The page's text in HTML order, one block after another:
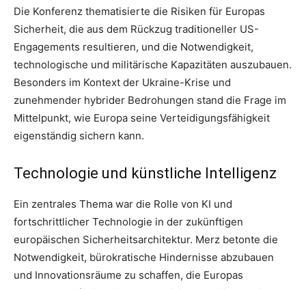
Die Konferenz thematisierte die Risiken für Europas
Sicherheit, die aus dem Rückzug traditioneller US-
Engagements resultieren, und die Notwendigkeit,
technologische und militärische Kapazitäten auszubauen.
Besonders im Kontext der Ukraine-Krise und
zunehmender hybrider Bedrohungen stand die Frage im
Mittelpunkt, wie Europa seine Verteidigungsfähigkeit
eigenständig sichern kann.
Technologie und künstliche Intelligenz
Ein zentrales Thema war die Rolle von KI und
fortschrittlicher Technologie in der zukünftigen
europäischen Sicherheitsarchitektur. Merz betonte die
Notwendigkeit, bürokratische Hindernisse abzubauen
und Innovationsräume zu schaffen, die Europas